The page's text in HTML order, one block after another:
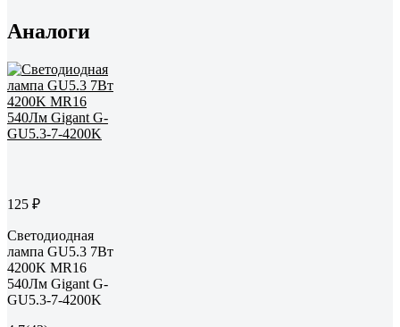
Аналоги
125 ₽
Светодиодная
лампа GU5.3 7Вт
4200K MR16
540Лм Gigant G-
GU5.3-7-4200K